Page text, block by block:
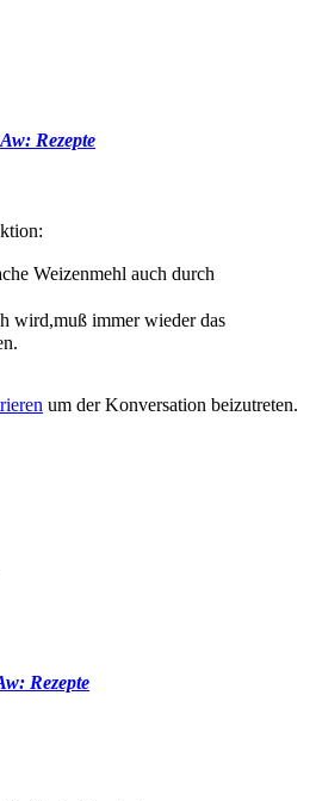
Aw: Rezepte
Weizenmehl auch durch
wird,muß immer wieder das
um der Konversation beizutreten.
Rezepte